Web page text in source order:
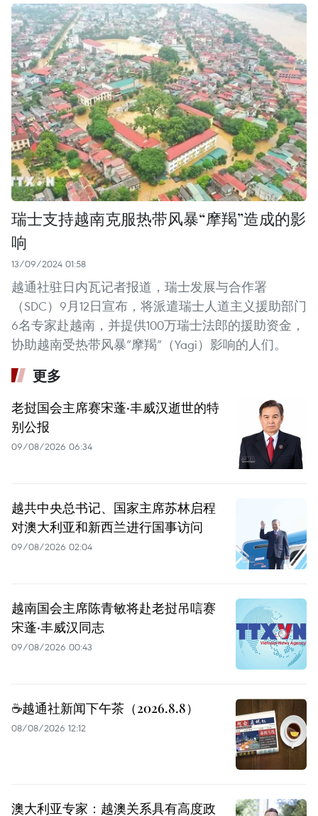
瑞士支持越南克服热带风暴“摩羯”造成的影
响
13/09/2024 01:58
越通社驻日内瓦记者报道，瑞士发展与合作署
（SDC）9月12日宣布，将派遣瑞士人道主义援助部门
6名专家赴越南，并提供100万瑞士法郎的援助资金，
协助越南受热带风暴“摩羯”（Yagi）影响的人们。
更多
老挝国会主席赛宋蓬·丰威汉逝世的特
别公报
09/08/2026 06:34
越共中央总书记、国家主席苏林启程
对澳大利亚和新西兰进行国事访问
09/08/2026 02:04
越南国会主席陈青敏将赴老挝吊唁赛
宋蓬·丰威汉同志
09/08/2026 00:43
☕️越通社新闻下午茶（2026.8.8）
08/08/2026 12:12
澳大利亚专家：越澳关系具有高度政